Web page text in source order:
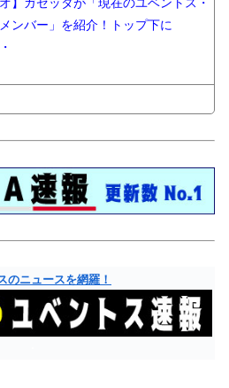
ンバー」を紹介！トップ下に
のニュースを網羅！